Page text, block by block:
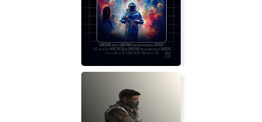
Deus Ex: Game of the Year Edition